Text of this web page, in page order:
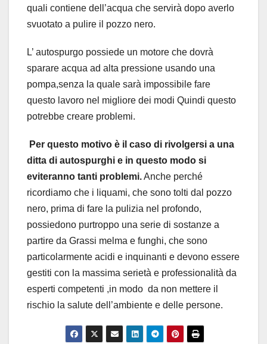
quali contiene dell’acqua che servirà dopo averlo
svuotato a pulire il pozzo nero.
L’ autospurgo possiede un motore che dovrà
sparare acqua ad alta pressione usando una
pompa,senza la quale sarà impossibile fare
questo lavoro nel migliore dei modi Quindi questo
potrebbe creare problemi.
Per questo motivo è il caso di rivolgersi a una
ditta di autospurghi e in questo modo si
eviteranno tanti problemi.Anche perché
ricordiamo che i liquami, che sono tolti dal pozzo
nero, prima di fare la pulizia nel profondo,
possiedono purtroppo una serie di sostanze a
partire da Grassi melma e funghi, che sono
particolarmente acidi e inquinanti e devono essere
gestiti con la massima serietà e professionalità da
esperti competenti ,in modo da non mettere il
rischio la salute dell’ambiente e delle persone.